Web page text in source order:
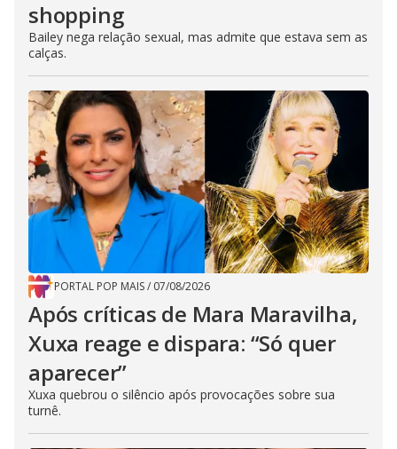
shopping
Bailey nega relação sexual, mas admite que estava sem as
calças.
PORTAL POP MAIS/ 07/08/2026
Após críticas de Mara Maravilha,
Xuxa reage e dispara: “Só quer
aparecer”
Xuxa quebrou o silêncio após provocações sobre sua
turnê.